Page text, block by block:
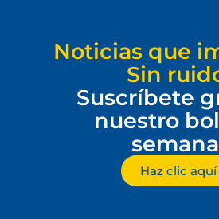
Noticias que
Sin
Suscríbete
nuestro
Haz clic aquí